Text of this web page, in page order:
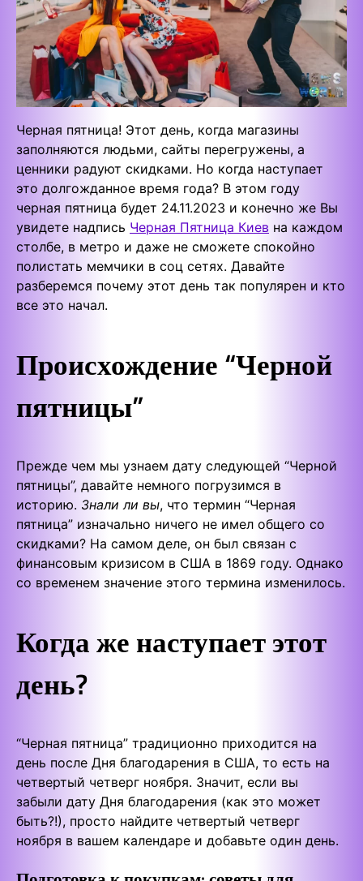
Черная пятница! Этот день, когда магазины
заполняются людьми, сайты перегружены, а
ценники радуют скидками. Но когда наступает
это долгожданное время года? В этом году
черная пятница будет 24.11.2023 и конечно же Вы
увидете надпись Черная Пятница Киев на каждом
столбе, в метро и даже не сможете спокойно
полистать мемчики в соц сетях. Давайте
разберемся почему этот день так популярен и кто
все это начал.
Происхождение “Черной
пятницы”
Прежде чем мы узнаем дату следующей “Черной
пятницы”, давайте немного погрузимся в
историю. Знали ли вы, что термин “Черная
пятница” изначально ничего не имел общего со
скидками? На самом деле, он был связан с
финансовым кризисом в США в 1869 году. Однако
со временем значение этого термина изменилось.
Когда же наступает этот
день?
“Черная пятница” традиционно приходится на
день после Дня благодарения в США, то есть на
четвертый четверг ноября. Значит, если вы
забыли дату Дня благодарения (как это может
быть?!), просто найдите четвертый четверг
ноября в вашем календаре и добавьте один день.